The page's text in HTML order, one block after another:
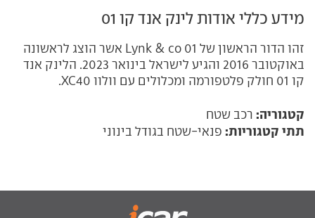
מידע כללי אודות לינק אנד קו 01
זהו הדור הראשון של Lynk & co 01 אשר הוצג לראשונה
באוקטובר 2016 והגיע לישראל בינואר 2023. הלינק אנד
קו 01 חולק פלטפורמה ומכלולים עם וולוו XC40.
קטגוריה: רכב שטח
תתי קטגוריות: פנאי-שטח בגודל בינוני